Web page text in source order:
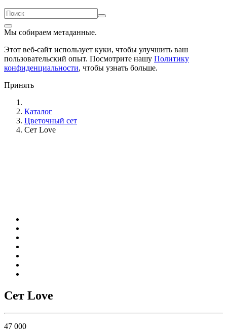
Мы собираем метаданные.
Этот веб-сайт использует куки, чтобы улучшить ваш
пользовательский опыт. Посмотрите нашу Политику
конфиденциальности, чтобы узнать больше.
Принять
Каталог
Цветочный сет
Сет Love
Сет Love
47 000